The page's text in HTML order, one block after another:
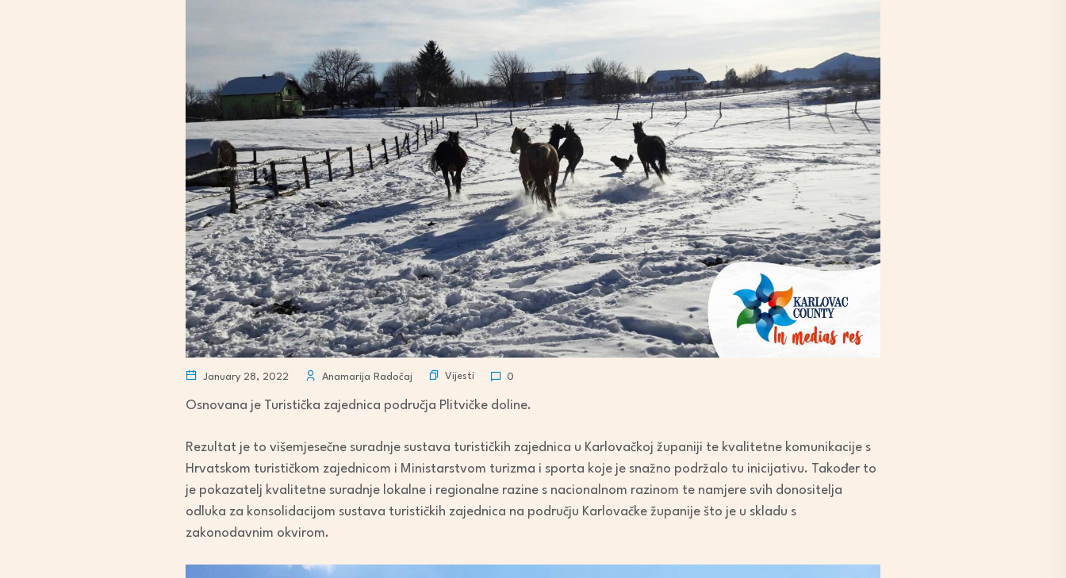
January 28, 2022 Anamarija Radočaj Vijesti 0
Osnovana je Turistička zajednica područja Plitvičke doline.
Rezultat je to višemjesečne suradnje sustava turističkih zajednica u Karlovačkoj županiji te kvalitetne komunikacije s
Hrvatskom turističkom zajednicom i Ministarstvom turizma i sporta koje je snažno podržalo tu inicijativu. Također to
je pokazatelj kvalitetne suradnje lokalne i regionalne razine s nacionalnom razinom te namjere svih donositelja
odluka za konsolidacijom sustava turističkih zajednica na području Karlovačke županije što je u skladu s
zakonodavnim okvirom.